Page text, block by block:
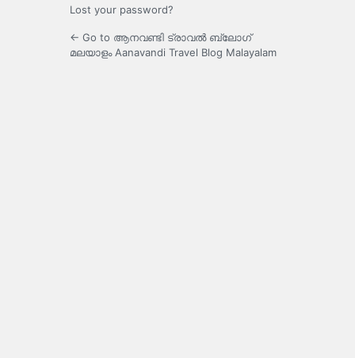
Lost your password?
← Go to ആനവണ്ടി ട്രാവൽ ബ്ലോഗ്
മലയാളം Aanavandi Travel Blog Malayalam